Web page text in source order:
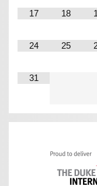
17 18
24 25
31